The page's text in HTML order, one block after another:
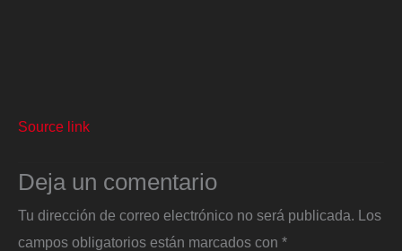
Source link
Deja un comentario
Tu dirección de correo electrónico no será publicada. Los
campos obligatorios están marcados con *